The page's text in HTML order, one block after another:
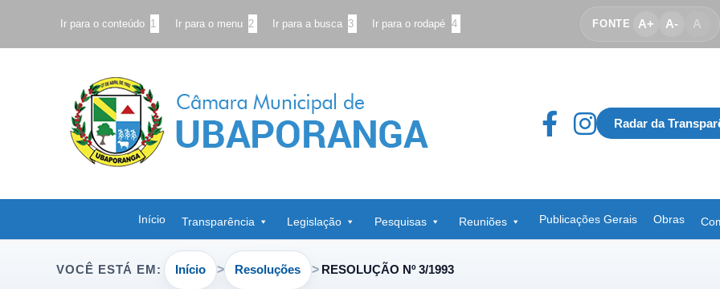
Ir para o conteúdo 1 Ir para o menu 2 Ir para a busca 3 Ir para o rodapé 4 FONTE A+ A- A
Radar da
Início Transparência Legislação Pesquisas Reuniões Publicações Gerais Obras
VOCÊ ESTÁ EM: Início Resoluções RESOLUÇÃO Nº 3/1993